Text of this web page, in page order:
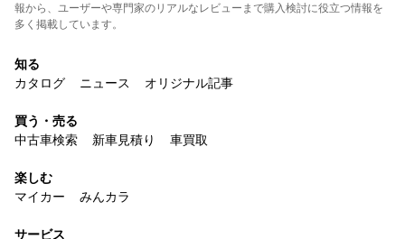
報から、ユーザーや専門家のリアルなレビューまで購入検討に役立つ情報を
多く掲載しています。
知る
カタログ
ニュース オリジナル記事
買う・売る
中古車検索
新車見積り 車買取
楽しむ
マイカー
みんカラ
サービス